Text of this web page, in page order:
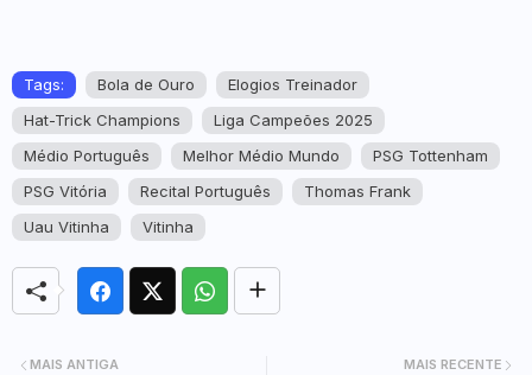
Tags: Bola de Ouro
Elogios Treinador
Hat-Trick Champions
Liga Campeões 2025
Médio Português
Melhor Médio Mundo
PSG Tottenham
PSG Vitória
Recital Português
Thomas Frank
Uau Vitinha
Vitinha
MAIS RECENTE
MAIS ANTIGA